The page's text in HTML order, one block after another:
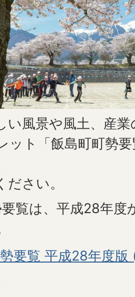
い風景や風土、産
ット「飯島町町勢
さい。
覧は、平成28年度
要覧 平成28年度版